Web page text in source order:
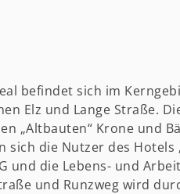
befindet sich im
Elz und Lange Straße.
„Altbauten“ Krone und
sich die Nutzer des
und die Lebens- und
und Runzweg wird